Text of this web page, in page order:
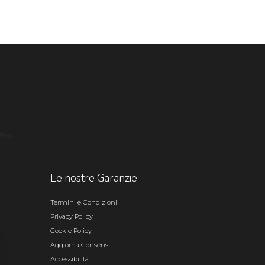
Le nostre Garanzie
Termini e Condizioni
Privacy Policy
Cookie Policy
Aggiorna Consensi
Accessibilità